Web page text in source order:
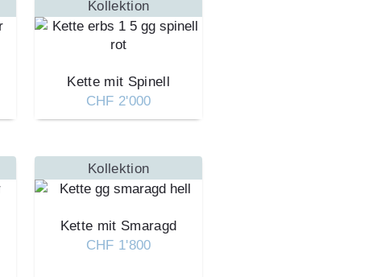
Kollektion
Kette mit Spinell
CHF 2'000
Kollektion
Kette mit Smaragd
CHF 1'800